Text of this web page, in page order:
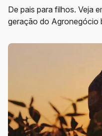
De pais para filhos. Veja
geração do Agronegócio